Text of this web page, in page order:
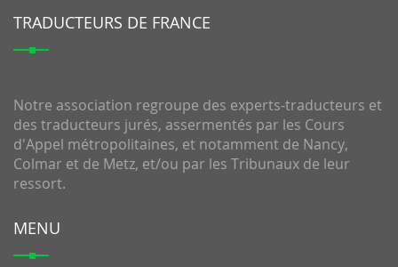
TRADUCTEURS DE FRANCE
Notre association regroupe des experts-traducteurs et
des traducteurs jurés, assermentés par les Cours
d'Appel métropolitaines, et notamment de Nancy,
Colmar et de Metz, et/ou par les Tribunaux de leur
ressort.
MENU